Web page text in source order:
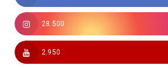
28.500
2.950